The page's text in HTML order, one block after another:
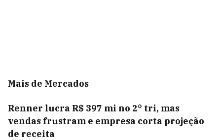
Mais de Mercados
Renner lucra R$ 397 mi no 2° tri, mas
vendas frustram e empresa corta projeção
de receita